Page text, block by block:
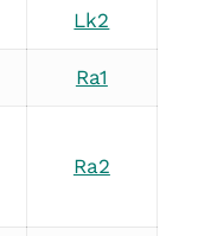
Lk2
Ra1
Ra2